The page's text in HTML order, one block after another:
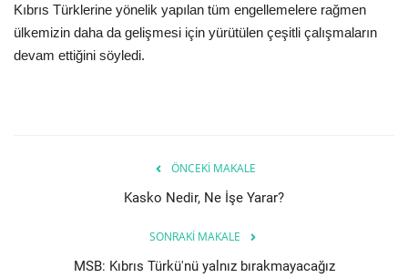
Galeri
Kıbrıs Türklerine yönelik yapılan tüm engellemelere rağmen
ülkemizin daha da gelişmesi için yürütülen çeşitli çalışmaların
devam ettiğini söyledi.
ÖNCEKI MAKALE
Kasko Nedir, Ne İşe Yarar?
SONRAKI MAKALE
MSB: Kıbrıs Türkü'nü yalnız bırakmayacağız